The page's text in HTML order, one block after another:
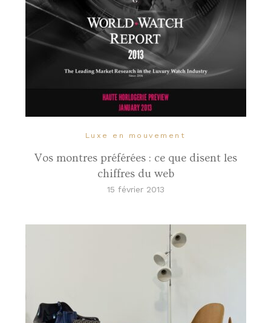
Luxe en mouvement
Vos montres préférées : ce que disent les
chiffres du web
15 février 2013